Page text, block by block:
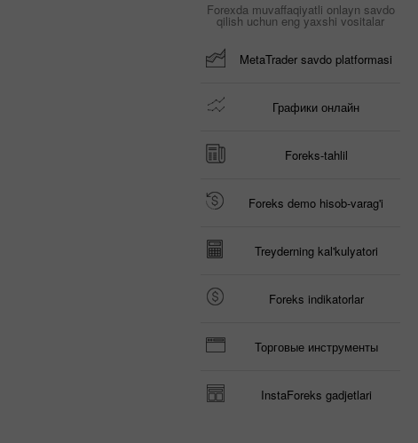
Forexda muvaffaqiyatli onlayn savdo
qilish uchun eng yaxshi vositalar
MetaTrader savdo platformasi
Графики онлайн
Foreks-tahlil
Foreks demo hisob-varag'i
Treyderning kal'kulyatori
Foreks indikatorlar
Торговые инструменты
InstaForeks gadjetlari